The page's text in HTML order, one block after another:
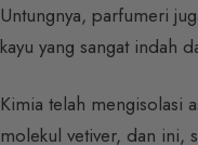
Untungnya, parfumeri
kayu yang sangat indah
Kimia telah mengisolasi
molekul vetiver, dan ini,